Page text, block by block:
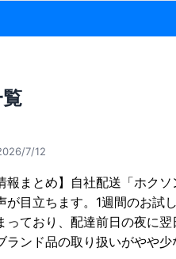
7/12
報まとめ】自社配送「ホク
が目立ちます。1週間のお試
っており、配達前日の夜に
ランド品の取り扱いがやや少